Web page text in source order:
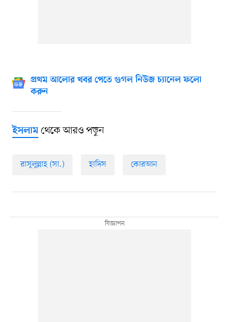
প্রথম আলোর খবর পেতে গুগল নিউজ চ্যানেল ফলো
করুন
ইসলামথেকে আরও পড়ুন
রাসুলুল্লাহ (সা.) হাদিস কোরআন